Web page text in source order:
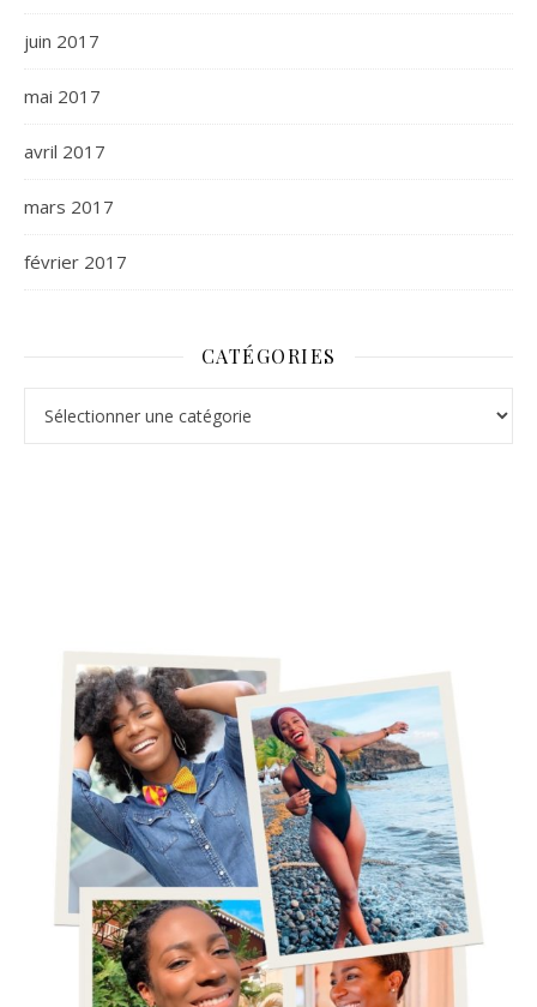
juin 2017
mai 2017
avril 2017
mars 2017
février 2017
CATÉGORIES